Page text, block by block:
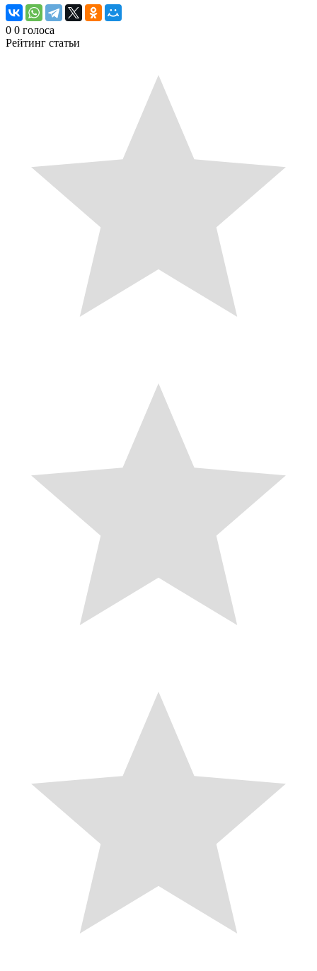
0 0 голоса
Рейтинг статьи